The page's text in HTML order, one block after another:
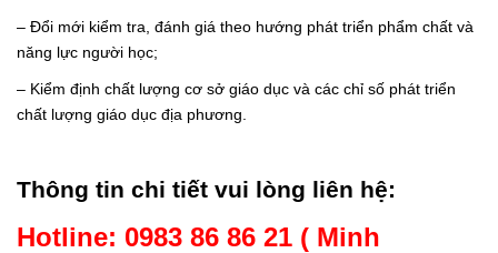
– Đổi mới kiểm tra, đánh giá theo hướng phát triển phẩm chất và
năng lực người học;
– Kiểm định chất lượng cơ sở giáo dục và các chỉ số phát triển
chất lượng giáo dục địa phương.
Thông tin chi tiết vui lòng liên hệ:
Hotline: 0983 86 86 21 ( Minh